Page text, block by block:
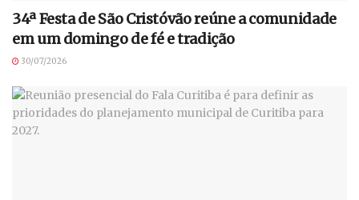
34ª Festa de São Cristóvão reúne a comunidade
em um domingo de fé e tradição
30/07/2026